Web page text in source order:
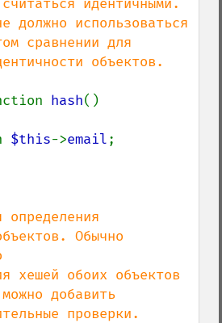
должно использоваться
объектов.
hash()
$this->email;
Обычно
добавить